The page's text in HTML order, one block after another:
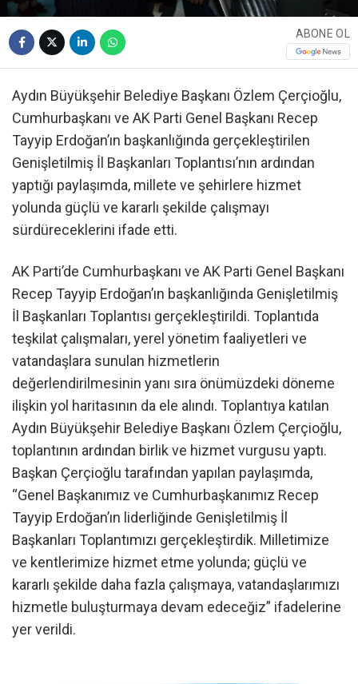
ABONE OL
Aydın Büyükşehir Belediye Başkanı Özlem Çerçioğlu,
Cumhurbaşkanı ve AK Parti Genel Başkanı Recep
Tayyip Erdoğan’ın başkanlığında gerçekleştirilen
Genişletilmiş İl Başkanları Toplantısı’nın ardından
yaptığı paylaşımda, millete ve şehirlere hizmet
yolunda güçlü ve kararlı şekilde çalışmayı
sürdüreceklerini ifade etti.
AK Parti’de Cumhurbaşkanı ve AK Parti Genel Başkanı
Recep Tayyip Erdoğan’ın başkanlığında Genişletilmiş
İl Başkanları Toplantısı gerçekleştirildi. Toplantıda
teşkilat çalışmaları, yerel yönetim faaliyetleri ve
vatandaşlara sunulan hizmetlerin
değerlendirilmesinin yanı sıra önümüzdeki döneme
ilişkin yol haritasının da ele alındı. Toplantıya katılan
Aydın Büyükşehir Belediye Başkanı Özlem Çerçioğlu,
toplantının ardından birlik ve hizmet vurgusu yaptı.
Başkan Çerçioğlu tarafından yapılan paylaşımda,
“Genel Başkanımız ve Cumhurbaşkanımız Recep
Tayyip Erdoğan’ın liderliğinde Genişletilmiş İl
Başkanları Toplantımızı gerçekleştirdik. Milletimize
ve kentlerimize hizmet etme yolunda; güçlü ve
kararlı şekilde daha fazla çalışmaya, vatandaşlarımızı
hizmetle buluşturmaya devam edeceğiz” ifadelerine
yer verildi.